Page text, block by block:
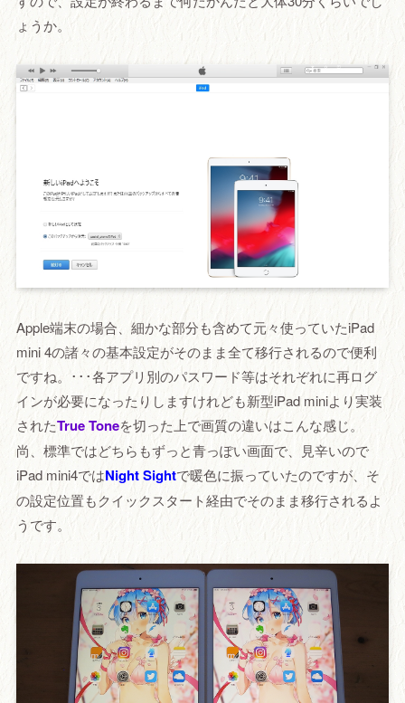
ょうか。
Apple端末の場合、細かな部分も含めて元々使っていたiPad
mini 4の諸々の基本設定がそのまま全て移行されるので便利
ですね。･･･各アプリ別のパスワード等はそれぞれに再ログ
インが必要になったりしますけれども新型iPad miniより実装
されたTrue Toneを切った上で画質の違いはこんな感じ。
尚、標準ではどちらもずっと青っぽい画面で、見辛いので
iPad mini4ではNight Sightで暖色に振っていたのですが、そ
の設定位置もクイックスタート経由でそのまま移行されるよ
うです。